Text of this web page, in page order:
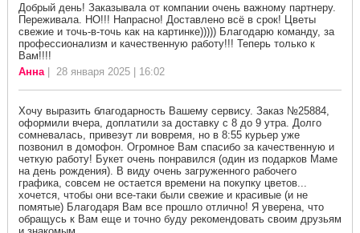
Добрый день! Заказывала от компании очень важному партнеру.
Переживала. НО!!! Напрасно! Доставлено всё в срок! Цветы
свежие и точь-в-точь как на картинке))))) Благодарю команду, за
профессионализм и качественную работу!!! Теперь только к
Вам!!!!
Анна| 28 января 2025 | 16:02
Хочу выразить благодарность Вашему сервису. Заказ №25884,
оформили вчера, доплатили за доставку с 8 до 9 утра. Долго
сомневалась, привезут ли вовремя, но в 8:55 курьер уже
позвонил в домофон. Огромное Вам спасибо за качественную и
четкую работу! Букет очень понравился (один из подарков Маме
на день рождения). В виду очень загруженного рабочего
графика, совсем не остается времени на покупку цветов...
хочется, чтобы они все-таки были свежие и красивые (и не
помятые) Благодаря Вам все прошло отлично! Я уверена, что
обращусь к Вам еще и точно буду рекомендовать своим друзьям